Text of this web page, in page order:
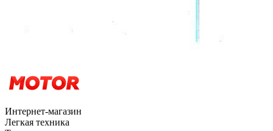
Интернет-магазин
Легкая техника